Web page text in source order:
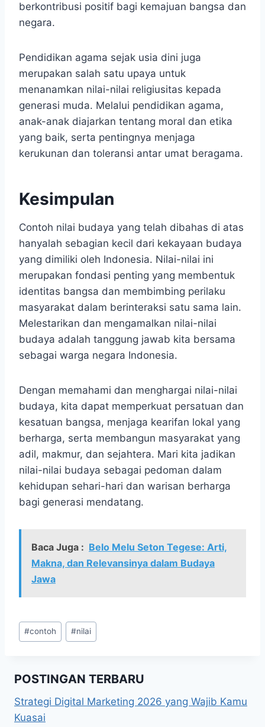
berkontribusi positif bagi kemajuan bangsa dan
negara.
Pendidikan agama sejak usia dini juga
merupakan salah satu upaya untuk
menanamkan nilai-nilai religiusitas kepada
generasi muda. Melalui pendidikan agama,
anak-anak diajarkan tentang moral dan etika
yang baik, serta pentingnya menjaga
kerukunan dan toleransi antar umat beragama.
Kesimpulan
Contoh nilai budaya yang telah dibahas di atas
hanyalah sebagian kecil dari kekayaan budaya
yang dimiliki oleh Indonesia. Nilai-nilai ini
merupakan fondasi penting yang membentuk
identitas bangsa dan membimbing perilaku
masyarakat dalam berinteraksi satu sama lain.
Melestarikan dan mengamalkan nilai-nilai
budaya adalah tanggung jawab kita bersama
sebagai warga negara Indonesia.
Dengan memahami dan menghargai nilai-nilai
budaya, kita dapat memperkuat persatuan dan
kesatuan bangsa, menjaga kearifan lokal yang
berharga, serta membangun masyarakat yang
adil, makmur, dan sejahtera. Mari kita jadikan
nilai-nilai budaya sebagai pedoman dalam
kehidupan sehari-hari dan warisan berharga
bagi generasi mendatang.
Baca Juga : Belo Melu Seton Tegese: Arti,
Makna, dan Relevansinya dalam Budaya
Jawa
Post
Tags:
#contoh #nilai
POSTINGAN TERBARU
Strategi Digital Marketing 2026 yang Wajib Kamu
Kuasai